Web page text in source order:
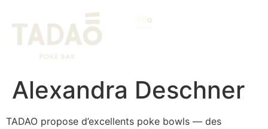
Alexandra Deschner
TADAO propose d’excellents poke bowls — des